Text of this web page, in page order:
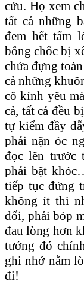
cứu. Họ xem
tất cả những
đem hết tấm
bỗng chốc bị
chứa đựng
cả những
cô kính yêu
cả, tất cả đều
tự kiểm đầy
phải nặn óc
đọc lên trước
phải bật
tiếp tục đứng
không ít thì
dối, phải bóp
đau lòng hơn
tưởng đó
ghi nhớ nằm
đi!